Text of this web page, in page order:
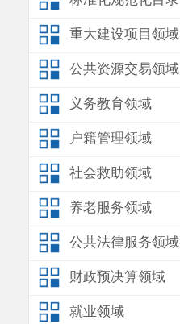
重大建设项目领域
公共资源交易领域
义务教育领域
户籍管理领域
社会救助领域
养老服务领域
公共法律服务领域
财政预决算领域
就业领域